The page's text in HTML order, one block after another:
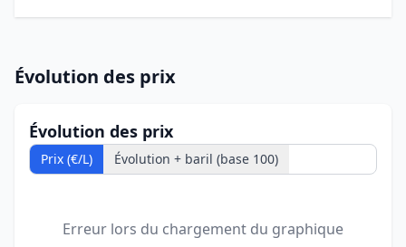
Évolution des prix
Évolution des prix
Prix (€/L) Évolution + baril (base 100)
Erreur lors du chargement du graphique